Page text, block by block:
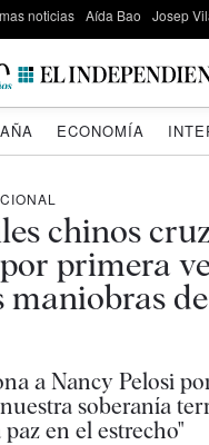
noticias Aída Bao Josep
ECONOMÍA
chinos
primera
maniobras
a Nancy Pelosi
soberanía
en el estrecho"